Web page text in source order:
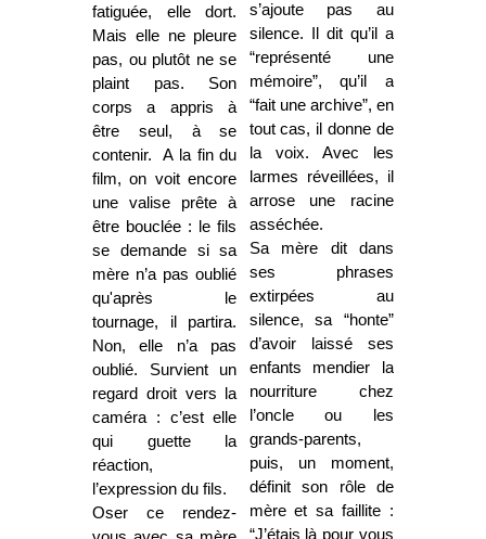
fatiguée, elle dort.
Mais elle ne pleure
pas, ou plutôt ne se
plaint pas. Son
corps a appris à
être seul, à se
contenir. A la fin du
film, on voit encore
une valise prête à
être bouclée : le fils
se demande si sa
mère n’a pas oublié
qu'après le
tournage, il partira.
Non, elle n’a pas
oublié. Survient un
regard droit vers la
caméra : c’est elle
qui guette la
réaction,
l’expression du fils.
Oser ce rendez-
s’ajoute pas au
silence. Il dit qu’il a
“représenté une
mémoire”, qu’il a
“fait une archive”, en
tout cas, il donne de
la voix. Avec les
larmes réveillées, il
arrose une racine
asséchée.
Sa mère dit dans
ses phrases
extirpées au
silence, sa “honte”
d’avoir laissé ses
enfants mendier la
nourriture chez
l’oncle ou les
grands-parents,
puis, un moment,
définit son rôle de
mère et sa faillite :
“J’étais là pour vous